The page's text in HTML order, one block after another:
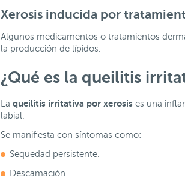
Xerosis inducida por
Algunos medicamentos o tratamientos
la producción de lípidos.
¿Qué es la queilitis
La queilitis irritativa por xerosis es una
labial.
Se manifiesta con síntomas como:
Sequedad persistente.
Descamación.